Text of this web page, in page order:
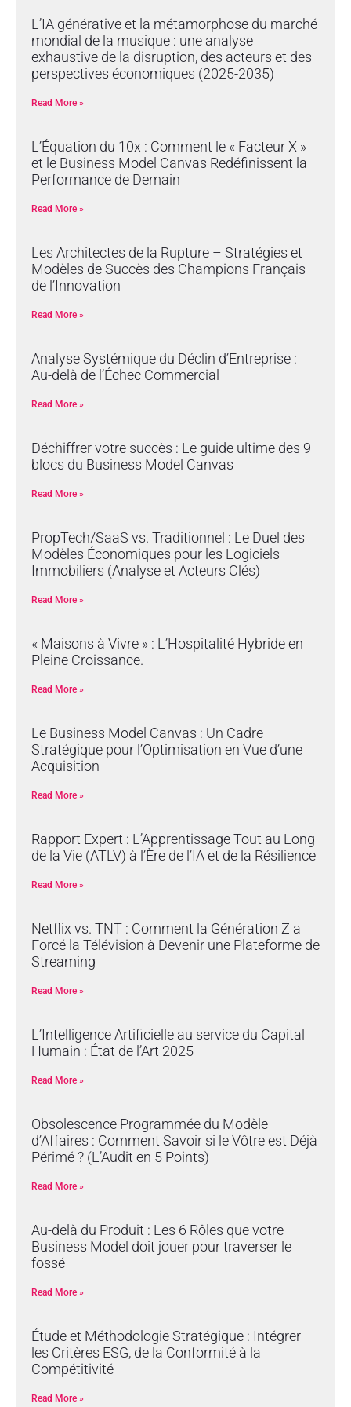
L’IA générative et la métamorphose du marché
mondial de la musique : une analyse
exhaustive de la disruption, des acteurs et des
perspectives économiques (2025-2035)
Read More »
L’Équation du 10x : Comment le « Facteur X »
et le Business Model Canvas Redéfinissent la
Performance de Demain
Read More »
Les Architectes de la Rupture – Stratégies et
Modèles de Succès des Champions Français
de l’Innovation
Read More »
Analyse Systémique du Déclin d’Entreprise :
Au-delà de l’Échec Commercial
Read More »
Déchiffrer votre succès : Le guide ultime des 9
blocs du Business Model Canvas
Read More »
PropTech/SaaS vs. Traditionnel : Le Duel des
Modèles Économiques pour les Logiciels
Immobiliers (Analyse et Acteurs Clés)
Read More »
« Maisons à Vivre » : L’Hospitalité Hybride en
Pleine Croissance.
Read More »
Le Business Model Canvas : Un Cadre
Stratégique pour l’Optimisation en Vue d’une
Acquisition
Read More »
Rapport Expert : L’Apprentissage Tout au Long
de la Vie (ATLV) à l’Ère de l’IA et de la Résilience
Read More »
Netflix vs. TNT : Comment la Génération Z a
Forcé la Télévision à Devenir une Plateforme de
Streaming
Read More »
L’Intelligence Artificielle au service du Capital
Humain : État de l’Art 2025
Read More »
Obsolescence Programmée du Modèle
d’Affaires : Comment Savoir si le Vôtre est Déjà
Périmé ? (L’Audit en 5 Points)
Read More »
Au-delà du Produit : Les 6 Rôles que votre
Business Model doit jouer pour traverser le
fossé
Read More »
Étude et Méthodologie Stratégique : Intégrer
les Critères ESG, de la Conformité à la
Compétitivité
Read More »